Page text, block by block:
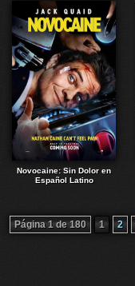
Novocaine: Sin Dolor en
Español Latino
Página 1 de 180 1 2